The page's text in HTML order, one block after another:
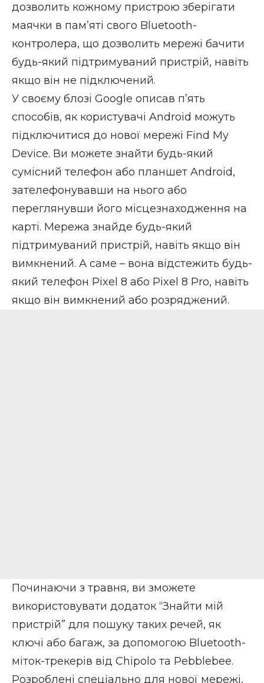
дозволить кожному пристрою зберігати
маячки в пам’яті свого Bluetooth-
контролера, що дозволить мережі бачити
будь-який підтримуваний пристрій, навіть
якщо він не підключений.
У своєму блозі Google описав п’ять
способів, як користувачі Android можуть
підключитися до нової мережі Find My
Device. Ви можете знайти будь-який
сумісний телефон або планшет Android,
зателефонувавши на нього або
переглянувши його місцезнаходження на
карті. Мережа знайде будь-який
підтримуваний пристрій, навіть якщо він
вимкнений. А саме – вона відстежить будь-
який телефон Pixel 8 або Pixel 8 Pro, навіть
якщо він вимкнений або розряджений.
Починаючи з травня, ви зможете
використовувати додаток “Знайти мій
пристрій” для пошуку таких речей, як
ключі або багаж, за допомогою Bluetooth-
міток-трекерів від Chipolo та Pebblebee.
Розроблені спеціально для нової мережі,